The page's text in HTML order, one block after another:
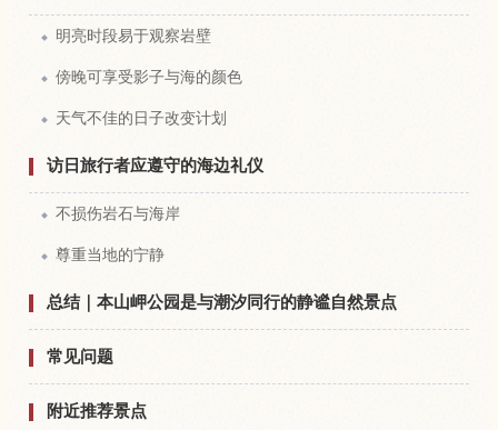
明亮时段易于观察岩壁
傍晚可享受影子与海的颜色
天气不佳的日子改变计划
访日旅行者应遵守的海边礼仪
不损伤岩石与海岸
尊重当地的宁静
总结｜本山岬公园是与潮汐同行的静谧自然景点
常见问题
附近推荐景点